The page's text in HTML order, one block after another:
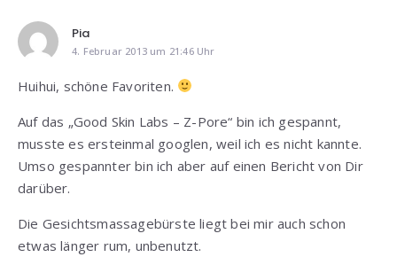
Pia
4. Februar 2013 um 21:46 Uhr
Huihui, schöne Favoriten.
Auf das „Good Skin Labs – Z-Pore“ bin ich gespannt,
musste es ersteinmal googlen, weil ich es nicht kannte.
Umso gespannter bin ich aber auf einen Bericht von Dir
darüber.
Die Gesichtsmassagebürste liegt bei mir auch schon
etwas länger rum, unbenutzt.